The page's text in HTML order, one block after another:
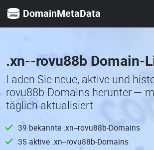
DomainMetaData
.xn--rovu88b Domain-
Laden Sie neue, aktive und
rovu88b-Domains herunter —
täglich aktualisiert
39 bekannte .xn--rovu88b-Domains
35 aktive .xn--rovu88b-Domains